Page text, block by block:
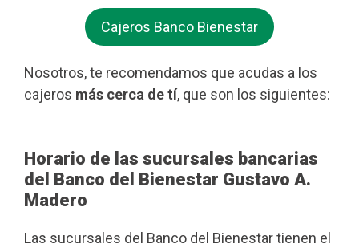
Cajeros Banco Bienestar
Nosotros, te recomendamos que acudas a los
cajeros más cerca de tí, que son los siguientes:
Horario de las sucursales bancarias
del Banco del Bienestar Gustavo A.
Madero
Las sucursales del Banco del Bienestar tienen el